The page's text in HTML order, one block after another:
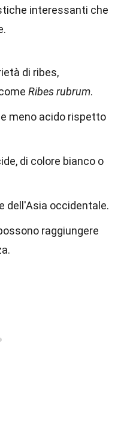
interessanti che
di ribes,
Ribes rubrum.
meno acido rispetto
di colore bianco o
dell'Asia occidentale.
raggiungere